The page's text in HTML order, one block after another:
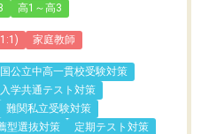
高1～高3
家庭教師
国公立中高一貫校受験対策
学共通テスト対策
難関私立受験対策
型選抜対策
定期テスト対策